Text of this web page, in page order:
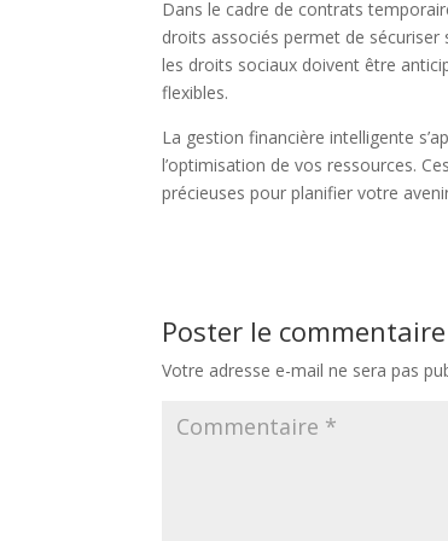
Dans le cadre de contrats
droits associés permet de sécuriser
les droits sociaux doivent être
flexibles.
La gestion financière intelligente
l’optimisation de vos ressources.
précieuses pour planifier votre
Poster le commentaire
Votre adresse e-mail ne sera pas